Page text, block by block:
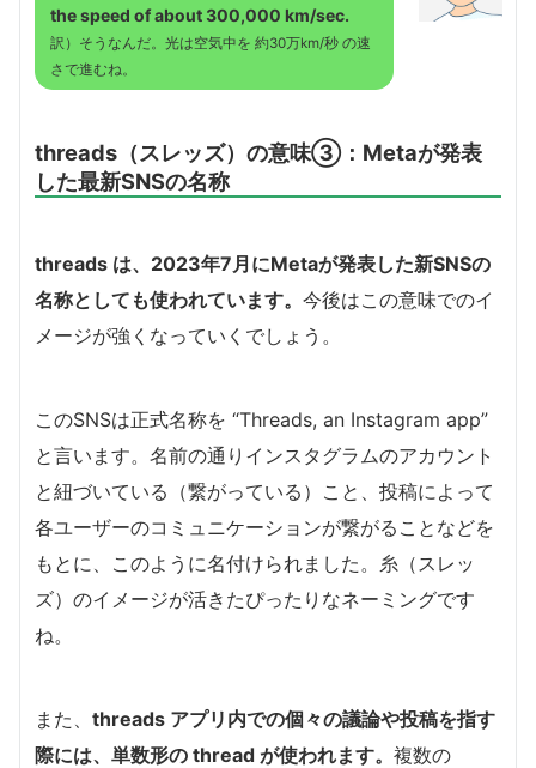
the speed of about 300,000 km/sec.
訳）そうなんだ。光は空気中を 約30万km/秒 の速
さで進むね。
threads（スレッズ）の意味③：Metaが発表
した最新SNSの名称
threads は、2023年7月にMetaが発表した新SNSの
名称としても使われています。 今後はこの意味でのイ
メージが強くなっていくでしょう。
このSNSは正式名称を “Threads, an Instagram app”
と言います。名前の通りインスタグラムのアカウント
と紐づいている（繋がっている）こと、投稿によって
各ユーザーのコミュニケーションが繋がることなどを
もとに、このように名付けられました。糸（スレッ
ズ）のイメージが活きたぴったりなネーミングです
ね。
また、 threads アプリ内での個々の議論や投稿を指す
際には、単数形の thread が使われます。 複数の